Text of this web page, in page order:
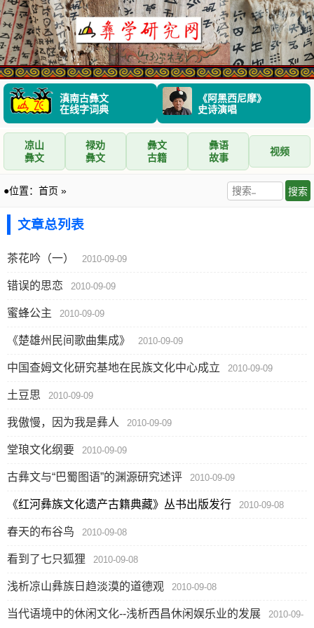
滇南古彝文
在线字词典
《阿黑西尼摩》
史诗演唱
凉山
彝文
禄劝
彝文
彝文
古籍
彝语
故事
视频
●位置： 首页 »
文章总列表
茶花吟（一） 2010-09-09
错误的思恋 2010-09-09
蜜蜂公主 2010-09-09
《楚雄州民间歌曲集成》 2010-09-09
中国查姆文化研究基地在民族文化中心成立 2010-09-09
土豆思 2010-09-09
我傲慢，因为我是彝人 2010-09-09
堂琅文化纲要 2010-09-09
古彝文与“巴蜀图语”的渊源研究述评 2010-09-09
《红河彝族文化遗产古籍典藏》丛书出版发行 2010-09-08
春天的布谷鸟 2010-09-08
看到了七只狐狸 2010-09-08
浅析凉山彝族日趋淡漠的道德观 2010-09-08
当代语境中的休闲文化--浅析西昌休闲娱乐业的发展 2010-09-